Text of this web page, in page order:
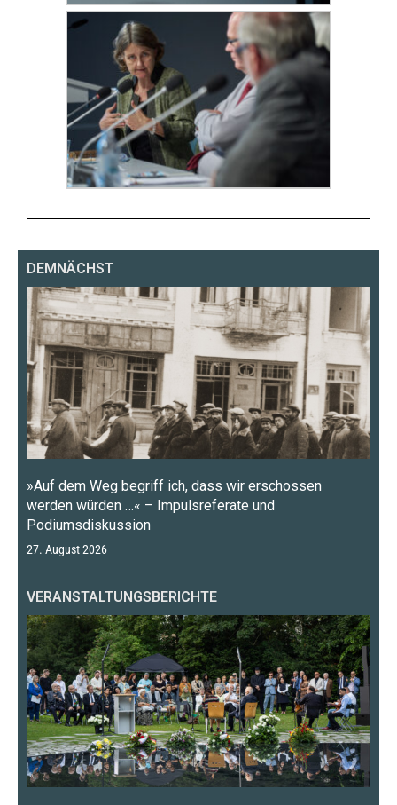
DEMNÄCHST
»Auf dem Weg begriff ich, dass wir erschossen
werden würden …« – Impulsreferate und
Podiumsdiskussion
27. August 2026
VERANSTALTUNGSBERICHTE